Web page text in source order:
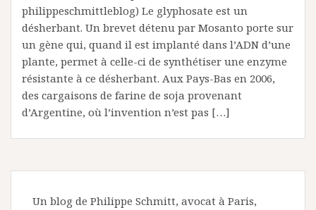
philippeschmittleblog) Le glyphosate est un
désherbant. Un brevet détenu par Mosanto porte sur
un gène qui, quand il est implanté dans l’ADN d’une
plante, permet à celle-ci de synthétiser une enzyme
résistante à ce désherbant. Aux Pays-Bas en 2006,
des cargaisons de farine de soja provenant
d’Argentine, où l’invention n’est pas […]
Un blog de Philippe Schmitt, avocat à Paris,